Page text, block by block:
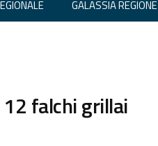
GALASSIA REGIONE
falchi grillai